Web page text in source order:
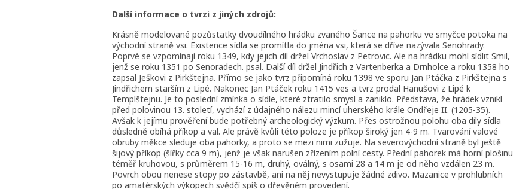
Další informace o tvrzi z jiných zdrojů:
Krásně modelované pozůstatky dvoudílného hrádku zvaného Šance na pahorku ve smyčce potoka na
východní straně vsi. Existence sídla se promítla do jména vsi, která se dříve nazývala Senohrady.
Poprvé se vzpomínají roku 1349, kdy jejich díl držel Vrchoslav z Petrovic. Ale na hrádku mohl sídlit Smil,
jenž se roku 1351 po Senoradech. psal. Další díl držel Jindřich z Vartenberka a Drnholce a roku 1358 ho
zapsal Ješkovi z Pirkštejna. Přímo se jako tvrz připomíná roku 1398 ve sporu Jan Ptáčka z Pirkštejna s
Jindřichem starším z Lipé. Nakonec Jan Ptáček roku 1415 ves a tvrz prodal Hanušovi z Lipé k
Templštejnu. Je to poslední zmínka o sídle, které ztratilo smysl a zaniklo. Představa, že hrádek vznikl
před polovinou 13. století, vychází z údajného nálezu mincí uherského krále Ondřeje II. (1205-35).
Avšak k jejímu prověření bude potřebný archeologický výzkum. Přes ostrožnou polohu oba díly sídla
důsledně obíhá příkop a val. Ale právě kvůli této poloze je příkop široký jen 4-9 m. Tvarování valové
obruby měkce sleduje oba pahorky, a proto se mezi nimi zužuje. Na severovýchodní straně byl ještě
šijový příkop (šířky cca 9 m), jenž je však narušen zřízením polní cesty. Přední pahorek má horní plošinu
téměř kruhovou, s průměrem 15-16 m, druhý, oválný, s osami 28 a 14 m je od něho vzdálen 23 m.
Povrch obou nenese stopy po zástavbě, ani na něj nevystupuje žádné zdivo. Mazanice v prohlubních
po amatérských výkopech svědčí spíš o dřevěném provedení.